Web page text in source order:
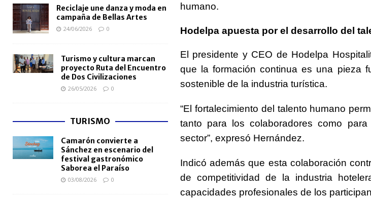
humano.
Hodelpa apuesta por el desarrollo del
El presidente y CEO de Hodelpa
que la formación continua es una pieza
sostenible de la industria turística.
“El fortalecimiento del talento humano
tanto para los colaboradores como
sector”, expresó Hernández.
Indicó además que esta colaboración
de competitividad de la industria
capacidades profesionales de los
Reciclaje une danza y moda en
campaña de Bellas Artes
24/06/2026 0
Turismo y cultura marcan
proyecto Ruta del Encuentro
de Dos Civilizaciones
26/05/2026 0
TURISMO
Camarón convierte a
Sánchez en escenario del
festival gastronómico
Saborea el Paraíso
03/08/2026 0